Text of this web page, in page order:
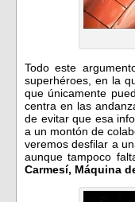
Todo este
superhéroes, en la
que únicamente
centra en las
de evitar que esa
a un montón de
veremos desfilar a
aunque tampoco
Carmesí, Máquina